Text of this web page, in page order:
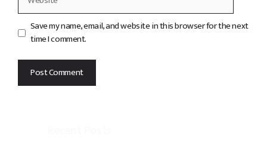
Save my name, email, and website in this browser for the next
time I comment.